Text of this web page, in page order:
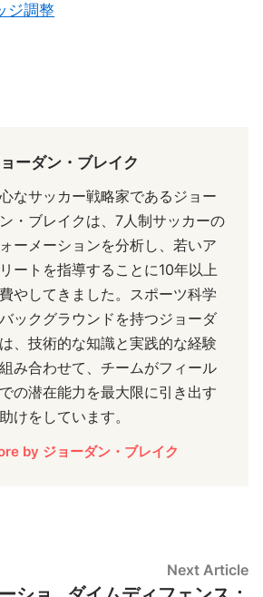
ジ調整
ーダン・ブレイク
なサッカー戦略家であるジョー
・ブレイクは、7人制サッカーの
ーメーションを分析し、若いア
ートを指導することに10年以上
やしてきました。スポーツ科学
ックグラウンドを持つジョーダ
、技術的な知識と実践的な経験
み合わせて、チームがフィール
での潜在能力を最大限に引き出す
けをしています。
by ジョーダン・ブレイク
Next Article